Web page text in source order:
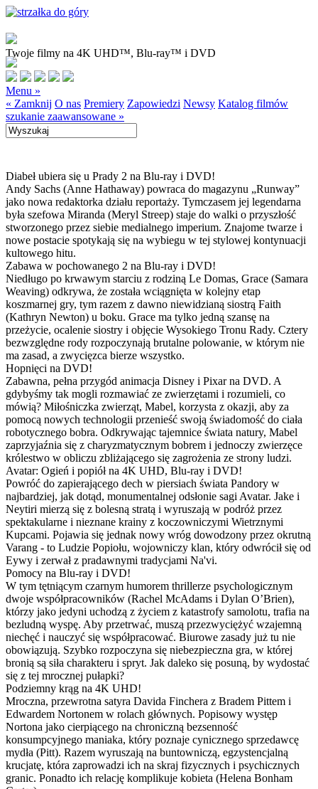
Twoje filmy na 4K UHD™, Blu-ray™ i DVD
Menu »
« Zamknij O nas Premiery Zapowiedzi Newsy Katalog filmów
szukanie zaawansowane »
Diabeł ubiera się u Prady 2 na Blu-ray i DVD!
Andy Sachs (Anne Hathaway) powraca do magazynu „Runway”
jako nowa redaktorka działu reportaży. Tymczasem jej legendarna
była szefowa Miranda (Meryl Streep) staje do walki o przyszłość
stworzonego przez siebie medialnego imperium. Znajome twarze i
nowe postacie spotykają się na wybiegu w tej stylowej kontynuacji
kultowego hitu.
Zabawa w pochowanego 2 na Blu-ray i DVD!
Niedługo po krwawym starciu z rodziną Le Domas, Grace (Samara
Weaving) odkrywa, że została wciągnięta w kolejny etap
koszmarnej gry, tym razem z dawno niewidzianą siostrą Faith
(Kathryn Newton) u boku. Grace ma tylko jedną szansę na
przeżycie, ocalenie siostry i objęcie Wysokiego Tronu Rady. Cztery
bezwzględne rody rozpoczynają brutalne polowanie, w którym nie
ma zasad, a zwycięzca bierze wszystko.
Hopnięci na DVD!
Zabawna, pełna przygód animacja Disney i Pixar na DVD. A
gdybyśmy tak mogli rozmawiać ze zwierzętami i rozumieli, co
mówią? Miłośniczka zwierząt, Mabel, korzysta z okazji, aby za
pomocą nowych technologii przenieść swoją świadomość do ciała
robotycznego bobra. Odkrywając tajemnice świata natury, Mabel
zaprzyjaźnia się z charyzmatycznym bobrem i jednoczy zwierzęce
królestwo w obliczu zbliżającego się zagrożenia ze strony ludzi.
Avatar: Ogień i popiół na 4K UHD, Blu-ray i DVD!
Powróć do zapierającego dech w piersiach świata Pandory w
najbardziej, jak dotąd, monumentalnej odsłonie sagi Avatar. Jake i
Neytiri mierzą się z bolesną stratą i wyruszają w podróż przez
spektakularne i nieznane krainy z koczowniczymi Wietrznymi
Kupcami. Pojawia się jednak nowy wróg dowodzony przez okrutną
Varang - to Ludzie Popiołu, wojowniczy klan, który odwrócił się od
Eywy i zerwał z pradawnymi tradycjami Na'vi.
Pomocy na Blu-ray i DVD!
W tym tętniącym czarnym humorem thrillerze psychologicznym
dwoje współpracowników (Rachel McAdams i Dylan O’Brien),
którzy jako jedyni uchodzą z życiem z katastrofy samolotu, trafia na
bezludną wyspę. Aby przetrwać, muszą przezwyciężyć wzajemną
niechęć i nauczyć się współpracować. Biurowe zasady już tu nie
obowiązują. Szybko rozpoczyna się niebezpieczna gra, w której
bronią są siła charakteru i spryt. Jak daleko się posuną, by wydostać
się z tej mrocznej pułapki?
Podziemny krąg na 4K UHD!
Mroczna, przewrotna satyra Davida Finchera z Bradem Pittem i
Edwardem Nortonem w rolach głównych. Popisowy występ
Nortona jako cierpiącego na chroniczną bezsenność
konsumpcyjnego maniaka, który poznaje cynicznego sprzedawcę
mydła (Pitt). Razem wyruszają na buntowniczą, egzystencjalną
krucjatę, która zaprowadzi ich na skraj fizycznych i psychicznych
granic. Ponadto ich relację komplikuje kobieta (Helena Bonham